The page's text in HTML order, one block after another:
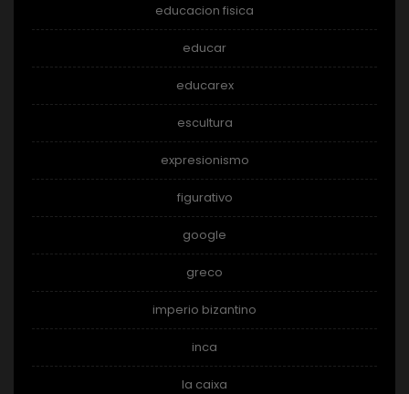
educacion fisica
educar
educarex
escultura
expresionismo
figurativo
google
greco
imperio bizantino
inca
la caixa